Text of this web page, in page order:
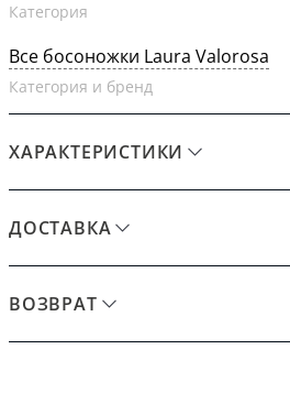
Категория
Все босоножки Laura Valorosa
Категория и бренд
ХАРАКТЕРИСТИКИ
ДОСТАВКА
ВОЗВРАТ